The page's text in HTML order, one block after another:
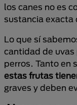
los canes no es
sustancia exacta
Lo que sí
cantidad de uvas
perros. Tanto en
estas frutas
graves y deben